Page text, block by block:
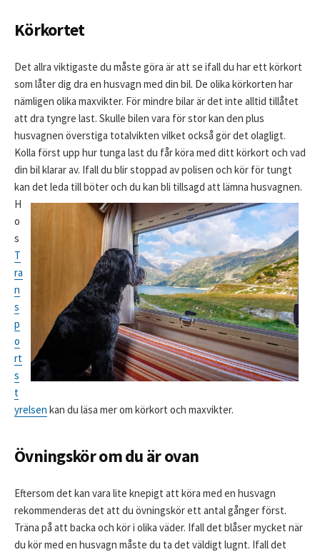
Körkortet
Det allra viktigaste du måste göra är att se ifall du har ett körkort
som låter dig dra en husvagn med din bil. De olika körkorten har
nämligen olika maxvikter. För mindre bilar är det inte alltid tillåtet
att dra tyngre last. Skulle bilen vara för stor kan den plus
husvagnen överstiga totalvikten vilket också gör det olagligt.
Kolla först upp hur tunga last du får köra med ditt körkort och vad
din bil klarar av. Ifall du blir stoppad av polisen och kör för tungt
kan det leda till böter och du kan bli tillsagd att lämna husvagnen.
H
o
s
T
ra
n
s
p
o
rt
s
t
yrelsen kan du läsa mer om körkort och maxvikter.
Övningskör om du är ovan
Eftersom det kan vara lite knepigt att köra med en husvagn
rekommenderas det att du övningskör ett antal gånger först.
Träna på att backa och kör i olika väder. Ifall det blåser mycket när
du kör med en husvagn måste du ta det väldigt lugnt. Ifall det